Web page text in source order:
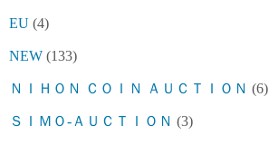
EU (4)
NEW (133)
ＮＩＨＯＮ ＣＯＩＮ ＡＵＣＴＩＯＮ (6)
ＳＩＭＯ-ＡＵＣＴＩＯＮ (3)